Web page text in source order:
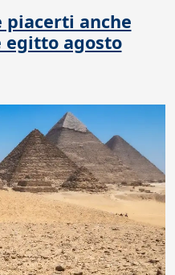
piacerti anche
egitto agosto